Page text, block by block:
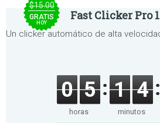
$15.00
GRATIS
HOY
Fast Clicker Pro
Un clicker automático de alta
0 5
horas
1 4
minutos